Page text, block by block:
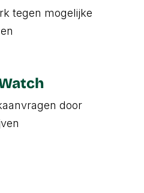
tegen mogelijke
door